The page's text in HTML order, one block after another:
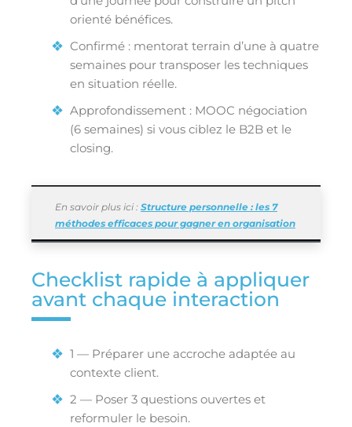
orienté bénéfices.
Confirmé : mentorat terrain d’une à quatre
semaines pour transposer les techniques
en situation réelle.
Approfondissement : MOOC négociation
(6 semaines) si vous ciblez le B2B et le
closing.
En savoir plus ici : Structure personnelle : les 7
méthodes efficaces pour gagner en organisation
Checklist rapide à appliquer
avant chaque interaction
1 — Préparer une accroche adaptée au
contexte client.
2 — Poser 3 questions ouvertes et
reformuler le besoin.